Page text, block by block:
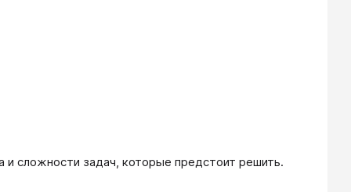
и сложности задач, которые предстоит решить.